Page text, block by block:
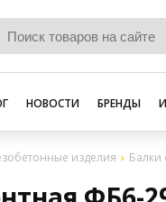
НОВОСТИ БРЕНДЫ
изделия Балки